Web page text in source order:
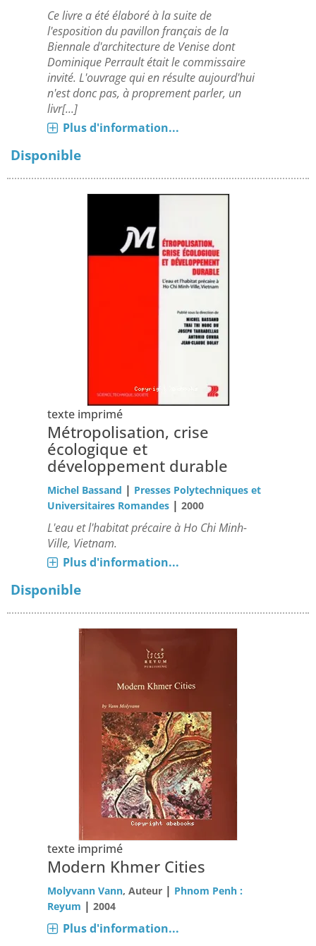
Ce livre a été élaboré à la suite de
l'esposition du pavillon français de la
Biennale d'architecture de Venise dont
Dominique Perrault était le commissaire
invité. L'ouvrage qui en résulte aujourd'hui
n'est donc pas, à proprement parler, un
livr[...]
Plus d'information...
Disponible
texte imprimé
Métropolisation, crise
écologique et
développement durable
Michel Bassand | Presses Polytechniques et
Universitaires Romandes |2000
L'eau et l'habitat précaire à Ho Chi Minh-
Ville, Vietnam.
Plus d'information...
Disponible
texte imprimé
Modern Khmer Cities
Molyvann Vann, Auteur | Phnom Penh :
Reyum |2004
Plus d'information...